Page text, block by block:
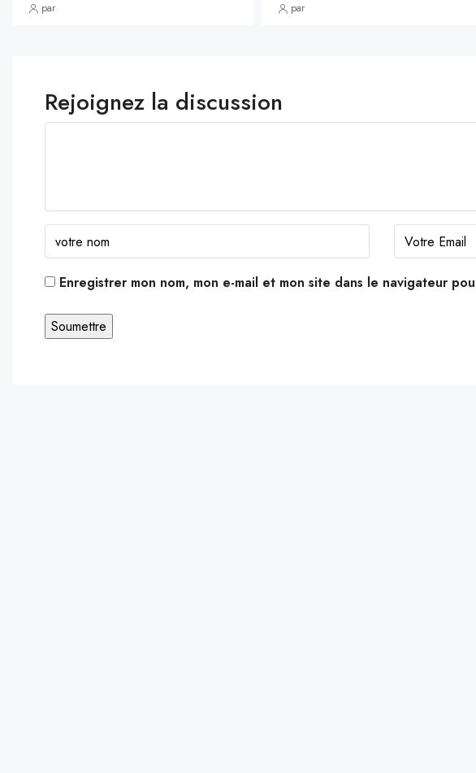
par par
Rejoignez la discussion
Enregistrer mon nom, mon e-mail et mon site dans le navigateur